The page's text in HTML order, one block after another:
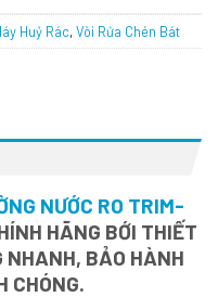
Huỷ Rác,Vòi Rửa Chén Bát
NƯỚC RO TRIM-
HÃNG BỚI THIẾT
NHANH, BẢO HÀNH
CHÓNG.